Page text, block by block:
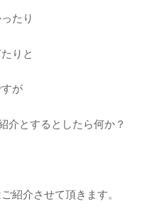
たり
りと
が
介とするとしたら何か？
紹介させて頂きます。